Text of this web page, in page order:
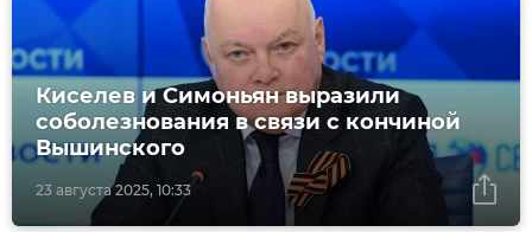
23 августа 2025, 10:33
Киселев и Симоньян выразили
соболезнования в связи с кончиной
Вышинского